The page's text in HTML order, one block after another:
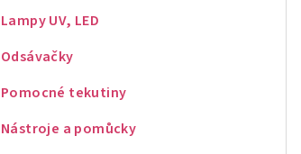
Lampy UV, LED
Odsávačky
Pomocné tekutiny
Nástroje a pomůcky